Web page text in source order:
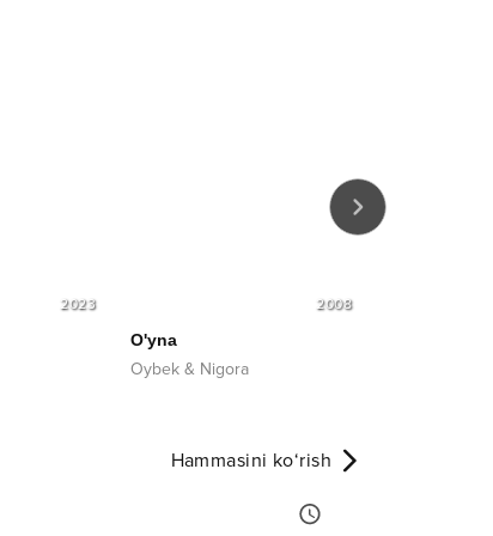
2023 2008
O'yna
Oybek & Nigora
Hammasini ko‘rish